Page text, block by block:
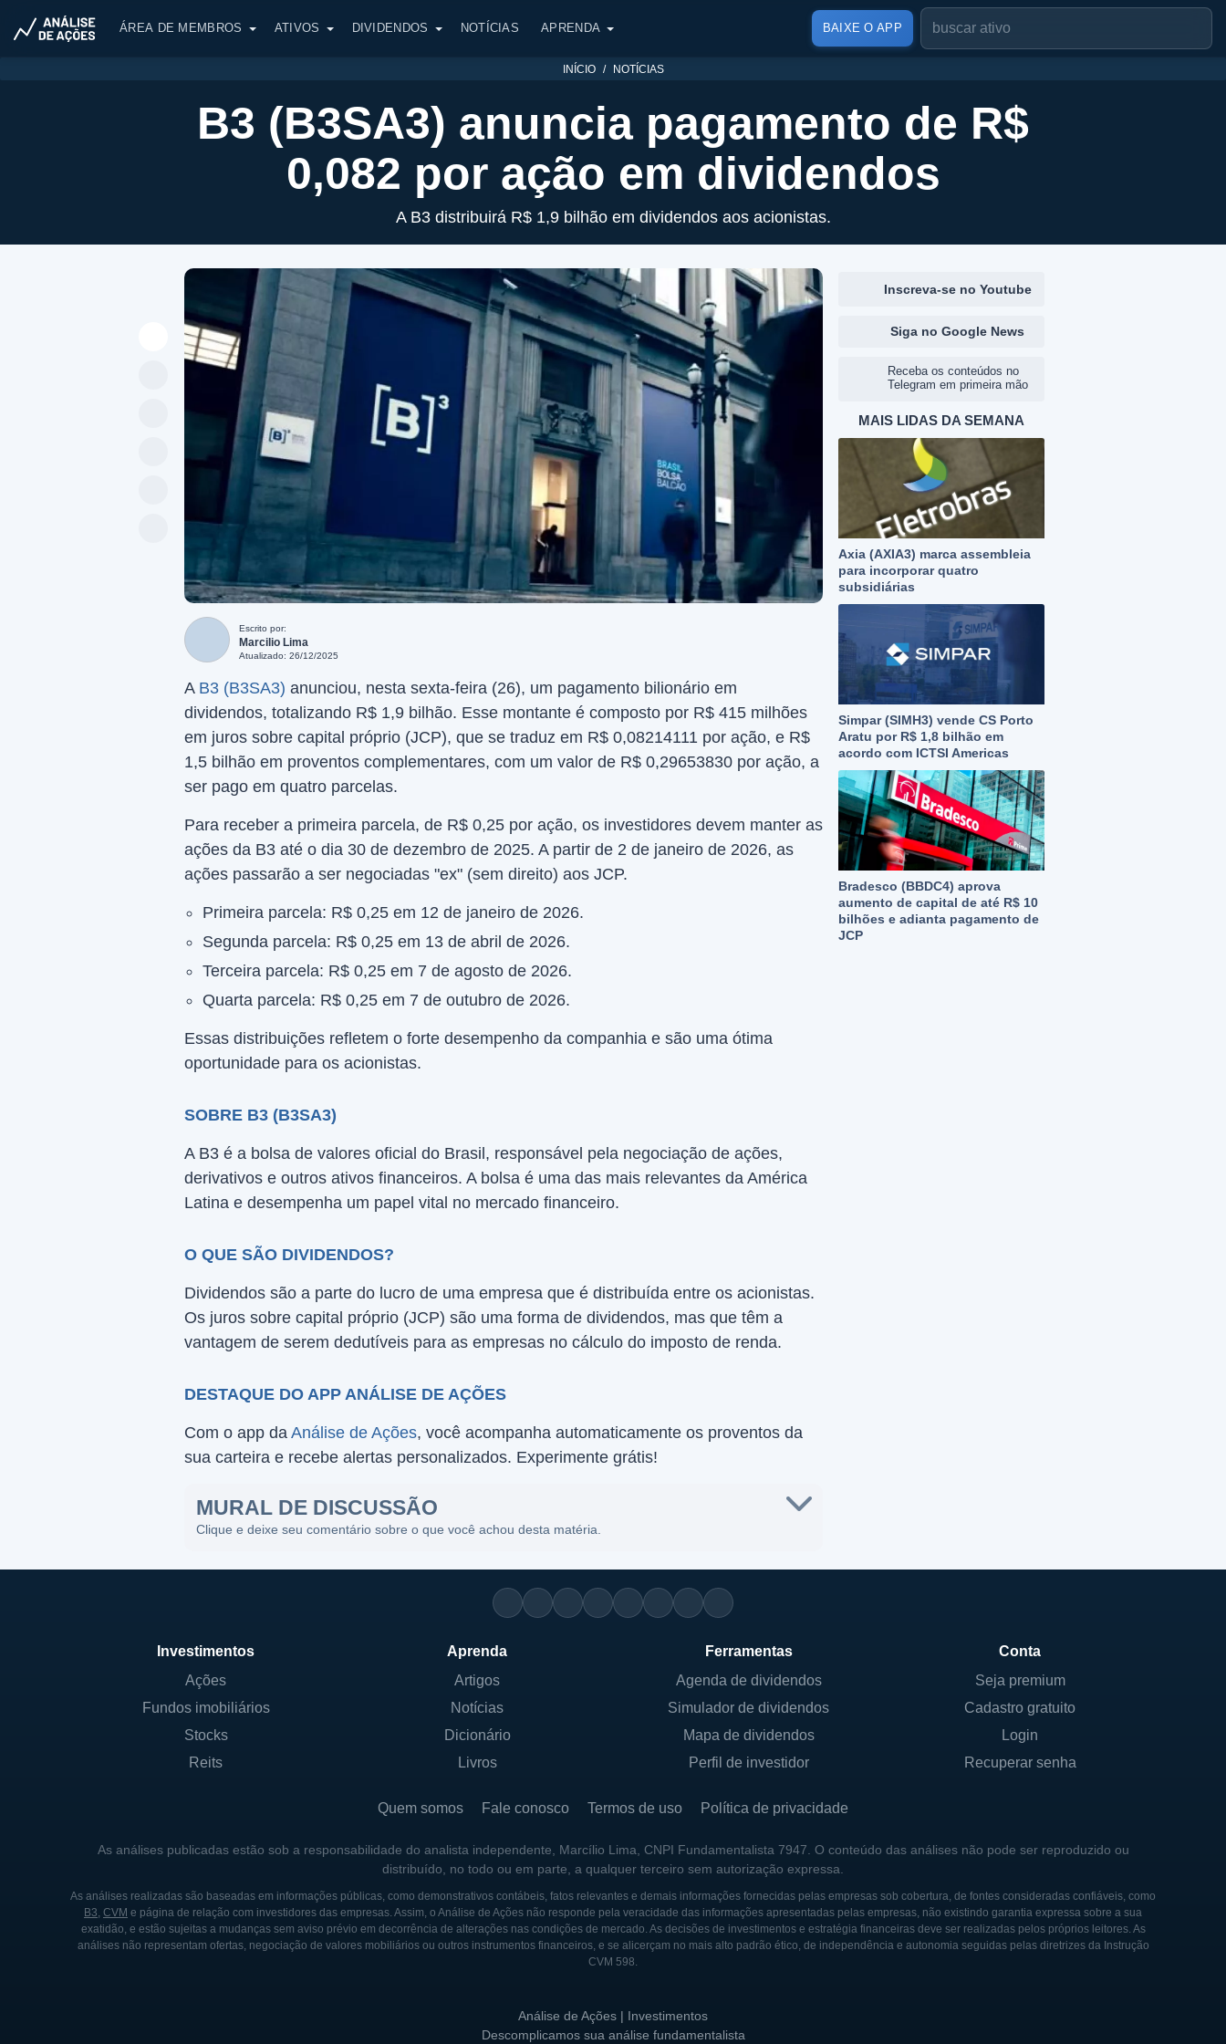
ÁREA DE MEMBROS ATIVOS DIVIDENDOS NOTÍCIAS APRENDA BAIXE O APP
INÍCIO NOTÍCIAS
B3 (B3SA3) anuncia pagamento de R$
0,082 por ação em dividendos
A B3 distribuirá R$ 1,9 bilhão em dividendos aos acionistas.
Escrito por:
Marcilio Lima
Atualizado: 26/12/2025
A B3 (B3SA3) anunciou, nesta sexta-feira (26), um pagamento bilionário em
dividendos, totalizando R$ 1,9 bilhão. Esse montante é composto por R$ 415 milhões
em juros sobre capital próprio (JCP), que se traduz em R$ 0,08214111 por ação, e R$
1,5 bilhão em proventos complementares, com um valor de R$ 0,29653830 por ação, a
ser pago em quatro parcelas.
Para receber a primeira parcela, de R$ 0,25 por ação, os investidores devem manter as
ações da B3 até o dia 30 de dezembro de 2025. A partir de 2 de janeiro de 2026, as
ações passarão a ser negociadas "ex" (sem direito) aos JCP.
Primeira parcela: R$ 0,25 em 12 de janeiro de 2026.
Segunda parcela: R$ 0,25 em 13 de abril de 2026.
Terceira parcela: R$ 0,25 em 7 de agosto de 2026.
Quarta parcela: R$ 0,25 em 7 de outubro de 2026.
Essas distribuições refletem o forte desempenho da companhia e são uma ótima
oportunidade para os acionistas.
SOBRE B3 (B3SA3)
A B3 é a bolsa de valores oficial do Brasil, responsável pela negociação de ações,
derivativos e outros ativos financeiros. A bolsa é uma das mais relevantes da América
Latina e desempenha um papel vital no mercado financeiro.
O QUE SÃO DIVIDENDOS?
Dividendos são a parte do lucro de uma empresa que é distribuída entre os acionistas.
Os juros sobre capital próprio (JCP) são uma forma de dividendos, mas que têm a
vantagem de serem dedutíveis para as empresas no cálculo do imposto de renda.
DESTAQUE DO APP ANÁLISE DE AÇÕES
Com o app da Análise de Ações, você acompanha automaticamente os proventos da
sua carteira e recebe alertas personalizados. Experimente grátis!
MURAL DE DISCUSSÃO
Clique e deixe seu comentário sobre o que você achou desta matéria.
Inscreva-se no Youtube
Siga no Google News
Receba os conteúdos no
Telegram em primeira mão
MAIS LIDAS DA SEMANA
Axia (AXIA3) marca assembleia
para incorporar quatro
subsidiárias
Simpar (SIMH3) vende CS Porto
Aratu por R$ 1,8 bilhão em
acordo com ICTSI Americas
Bradesco (BBDC4) aprova
aumento de capital de até R$ 10
bilhões e adianta pagamento de
JCP
Investimentos
Ações
Fundos imobiliários
Stocks
Reits
Aprenda
Artigos
Notícias
Dicionário
Livros
Ferramentas
Agenda de dividendos
Simulador de dividendos
Mapa de dividendos
Perfil de investidor
Conta
Seja premium
Cadastro gratuito
Login
Recuperar senha
Quem somos Fale conosco Termos de uso Política de privacidade
As análises publicadas estão sob a responsabilidade do analista independente, Marcílio Lima, CNPI Fundamentalista 7947. O conteúdo das análises não pode ser reproduzido ou
distribuído, no todo ou em parte, a qualquer terceiro sem autorização expressa.
As análises realizadas são baseadas em informações públicas, como demonstrativos contábeis, fatos relevantes e demais informações fornecidas pelas empresas sob cobertura, de fontes consideradas confiáveis, como
B3, CVM e página de relação com investidores das empresas. Assim, o Análise de Ações não responde pela veracidade das informações apresentadas pelas empresas, não existindo garantia expressa sobre a sua
exatidão, e estão sujeitas a mudanças sem aviso prévio em decorrência de alterações nas condições de mercado. As decisões de investimentos e estratégia financeiras deve ser realizadas pelos próprios leitores. As
análises não representam ofertas, negociação de valores mobiliários ou outros instrumentos financeiros, e se alicerçam no mais alto padrão ético, de independência e autonomia seguidas pelas diretrizes da Instrução
CVM 598.
Análise de Ações | Investimentos
Descomplicamos sua análise fundamentalista